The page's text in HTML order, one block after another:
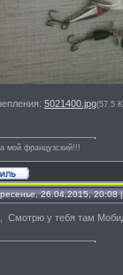
5021400.jpg(57.5
мой французский!!!
26.04.2015,
, Смотрю у тебя там